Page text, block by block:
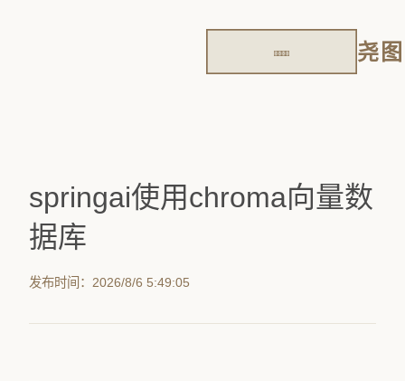
尧
springai使用chroma向量数
据库
发布时间：2026/8/6 5:49:05